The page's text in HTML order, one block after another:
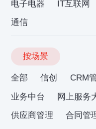
电子电器
IT互联网
通信
按场景
全部 信创 CRM
业务中台
网上服务
供应商管理
合同管